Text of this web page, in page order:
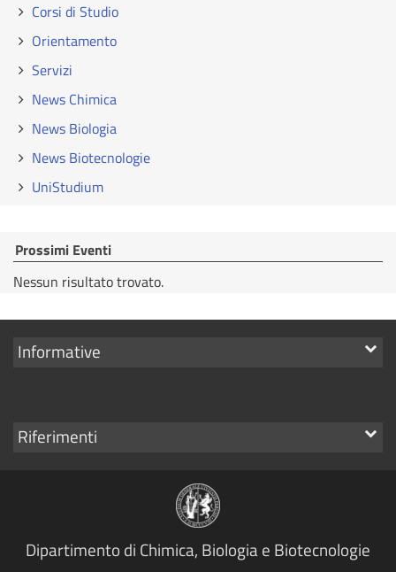
Corsi di Studio
Orientamento
Servizi
News Chimica
News Biologia
News Biotecnologie
UniStudium
Prossimi Eventi
Nessun risultato trovato.
Mostra
Informative
Mostra
Riferimenti
Dipartimento di Chimica, Biologia e Biotecnologie